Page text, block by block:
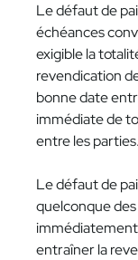
Le défaut de
échéances
exigible la
revendication
bonne date
immédiate de
entre les parties.
Le défaut de
quelconque
entraîner la